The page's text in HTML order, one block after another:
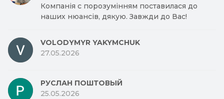
Компанія с порозумінням поставилася до
наших нюансів, дякую. Завжди до Вас!
VOLODYMYR YAKYMCHUK
27.05.2026
РУСЛАН ПОШТОВЫЙ
25.05.2026